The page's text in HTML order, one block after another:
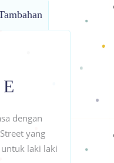
dengan
yang
laki laki